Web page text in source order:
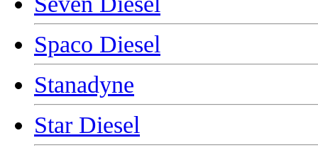
Spaco Diesel
Stanadyne
Star Diesel